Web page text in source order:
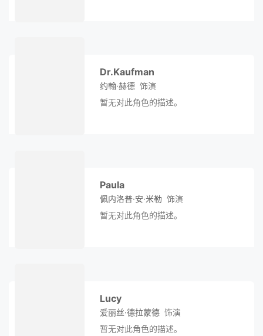
Dr.Kaufman
约翰·赫德 饰演
暂无对此角色的描述。
Paula
佩内洛普·安·米勒 饰演
暂无对此角色的描述。
Lucy
爱丽丝·德拉蒙德 饰演
暂无对此角色的描述。